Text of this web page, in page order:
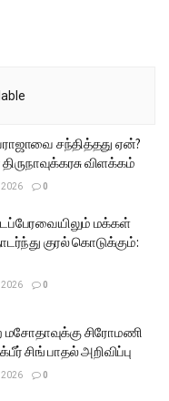
சந்தித்தது ஏன்?
விளக்கம்
0
மக்கள்
குரல் கொடுக்கும்:
0
சிரோமணி
சிங் பாதல் அறிவிப்பு
0